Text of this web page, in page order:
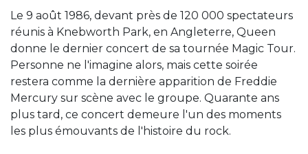
Le 9 août 1986, devant près de 120 000 spectateurs
réunis à Knebworth Park, en Angleterre, Queen
donne le dernier concert de sa tournée Magic Tour.
Personne ne l'imagine alors, mais cette soirée
restera comme la dernière apparition de Freddie
Mercury sur scène avec le groupe. Quarante ans
plus tard, ce concert demeure l'un des moments
les plus émouvants de l'histoire du rock.